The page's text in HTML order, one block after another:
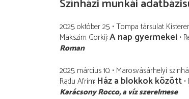
Színházi munkái
2025. október 25. Tompa társulat
Makszim Gorkij A nap gyermekei
Roman
2025. március 10. Marosvásárhelyi
Radu Afrim Ház a blokkok között
Karácsony Rocco a víz szerelmese